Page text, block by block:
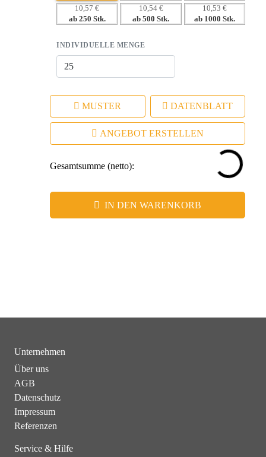
Zielgruppe an.
– Langanhaltende Sichtbarkeit durch individuelle
– Praktischer Nutzen garantiert hohe Wichtigkeit im Alltag
des Empfängers.
10,57 €
ab 250 Stk.
10,54 €
ab 500 Stk.
10,53 €
ab 1000 Stk.
INDIVIDUELLE MENGE
MUSTER DATENBLATT
ANGEBOT ERSTELLEN
Gesamtsumme (netto):
IN DEN WARENKORB
Unternehmen
Über uns
AGB
Datenschutz
Impressum
Referenzen
Service & Hilfe